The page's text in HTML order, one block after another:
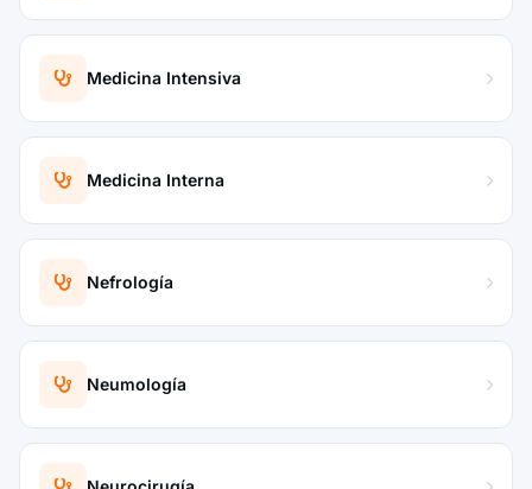
Medicina Intensiva
Medicina Interna
Nefrología
Neumología